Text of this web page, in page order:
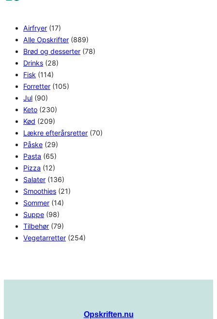
Airfryer (17)
Alle Opskrifter (889)
Brød og desserter (78)
Drinks (28)
Fisk (114)
Forretter (105)
Jul (90)
Keto (230)
Kød (209)
Lækre efterårsretter (70)
Påske (29)
Pasta (65)
Pizza (12)
Salater (136)
Smoothies (21)
Sommer (14)
Suppe (98)
Tilbehør (79)
Vegetarretter (254)
Opskriften.nu